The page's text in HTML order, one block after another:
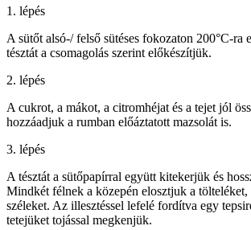
1. lépés
A sütőt alsó-/ felső sütéses fokozaton 200°C-ra
tésztát a csomagolás szerint előkészítjük.
2. lépés
A cukrot, a mákot, a citromhéjat és a tejet jól
hozzáadjuk a rumban előáztatott mazsolát is.
3. lépés
A tésztát a sütőpapírral együtt kitekerjük és
Mindkét félnek a közepén elosztjuk a
széleket. Az illesztéssel lefelé fordítva egy
tetejüket tojással megkenjük.